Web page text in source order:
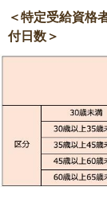
＜特定受給資格
付日数＞